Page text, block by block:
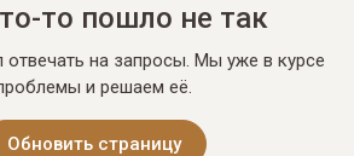
то пошло не так
отвечать на запросы. Мы уже в курсе
и решаем её.
Обновить страницу